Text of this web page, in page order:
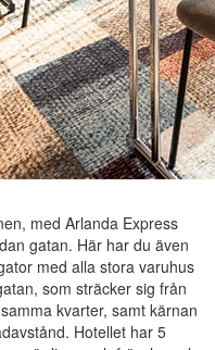
med Arlanda Express
gatan. Här har du även
med alla stora varuhus
som sträcker sig från
kvarter, samt kärnan
Hotellet har 5